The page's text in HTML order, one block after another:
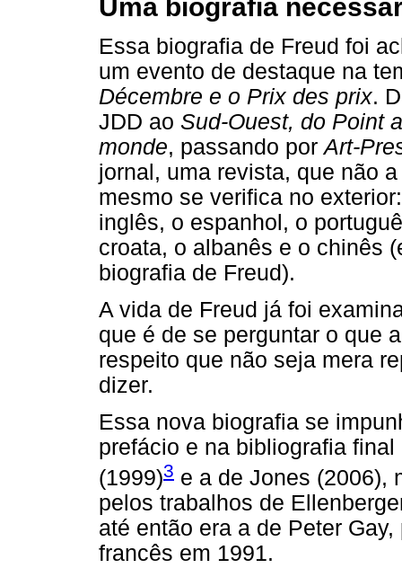
Uma biografia
Essa biografia de Freud foi
um evento de destaque na
Décembre e o Prix des prix.
JDD ao Sud-Ouest, do Point
monde, passando porArt-
jornal, uma revista, que não
mesmo se verifica no
inglês, o espanhol, o
croata, o albanês e o chinês
biografia de Freud).
A vida de Freud já foi
que é de se perguntar o que
respeito que não seja mera
dizer.
Essa nova biografia se
prefácio e na bibliografia
(1999)3 e a de Jones (2006),
pelos trabalhos de
até então era a de Peter
francês em 1991.